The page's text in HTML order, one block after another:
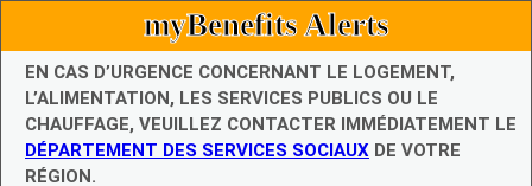
myBenefits Alerts
EN CAS D’URGENCE CONCERNANT LE LOGEMENT,
L’ALIMENTATION, LES SERVICES PUBLICS OU LE
CHAUFFAGE, VEUILLEZ CONTACTER IMMÉDIATEMENT LE
DÉPARTEMENT DES SERVICES SOCIAUX DE VOTRE
RÉGION.